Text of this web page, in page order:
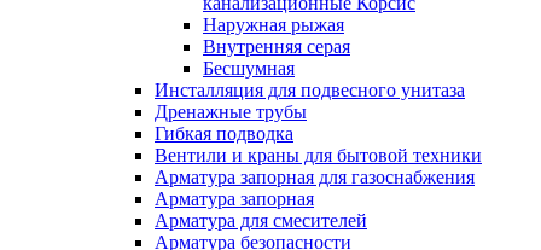
Наружная рыжая
Внутренняя серая
Бесшумная
Инсталляция для подвесного унитаза
Дренажные трубы
Гибкая подводка
Вентили и краны для бытовой техники
Арматура запорная для газоснабжения
Арматура запорная
Арматура для смесителей
Арматура безопасности